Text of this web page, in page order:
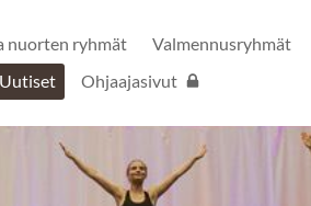
nuorten ryhmät Valmennusryhmät
Uutiset Ohjaajasivut